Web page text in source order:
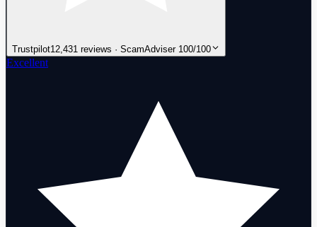
Trustpilot12,431 reviews · ScamAdviser 100/100
Excellent